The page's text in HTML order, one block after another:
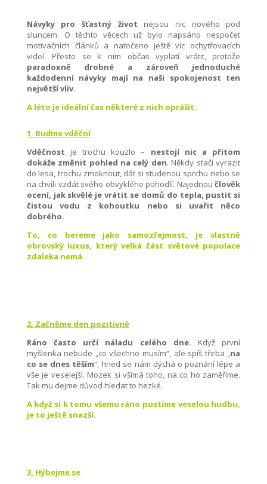
Návyky pro šťastný život nejsou nic nového pod
sluncem. O těchto věcech už bylo napsáno nespočet
motivačních článků a natočeno ještě víc ochytřovacích
videí. Přesto se k nim občas vyplatí vrátit, protože
paradoxně drobné a zároveň jednoduché
každodenní návyky mají na naši spokojenost ten
největší vliv.
A léto je ideální čas některé z nich oprášit.
1. Buďme vděční
Vděčnost je trochu kouzlo – nestojí nic a přitom
dokáže změnit pohled na celý den. Někdy stačí vyrazit
do lesa, trochu zmoknout, dát si studenou sprchu nebo se
na chvíli vzdát svého obvyklého pohodlí. Najednoučlověk
ocení, jak skvělé je vrátit se domů do tepla, pustit si
čistou vodu z kohoutku nebo si uvařit něco
dobrého.
To, co bereme jako samozřejmost, je vlastně
obrovský luxus, který velká část světové populace
zdaleka nemá.
2. Začněme den pozitivně
Ráno často určí náladu celého dne. Když první
myšlenka nebude „co všechno musím“, ale spíš třeba „ na
co se dnes těším“, hned se nám dýchá o poznání lépe a
vše je veselejší. Mozek si všímá toho, na co ho zaměříme.
Tak mu dejme důvod hledat to hezké.
A když si k tomu všemu ráno pustíme veselou hudbu,
je to ještě snazší.
3. Hýbejme se